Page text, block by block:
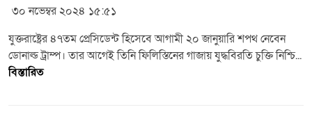
৩০ নভেম্বর ২০২৪ ১৫:৫১
যুক্তরাষ্ট্রের ৪৭তম প্রেসিডেন্ট হিসেবে আগামী ২০ জানুয়ারি শপথ নেবেন
ডোনাল্ড ট্রাম্প। তার আগেই তিনি ফিলিস্তিনের গাজায় যুদ্ধবিরতি চুক্তি নিশ্চি...
বিস্তারিত